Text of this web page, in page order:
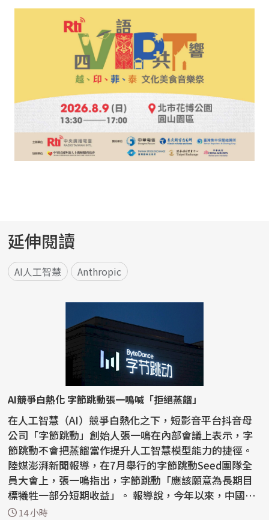
延伸閱讀
AI人工智慧 Anthropic
AI競爭白熱化 字節跳動張一鳴喊「拒絕蒸餾」
在人工智慧（AI）競爭白熱化之下，短影音平台抖音母
公司「字節跳動」創始人張一鳴在內部會議上表示，字
節跳動不會把蒸餾當作提升人工智慧模型能力的捷徑。
陸媒澎湃新聞報導，在7月舉行的字節跳動Seed團隊全
員大會上，張一鳴指出，字節跳動「應該願意為長期目
標犧牲一部分短期收益」。 報導說，今年以來，中國國
內AI...
14 小時